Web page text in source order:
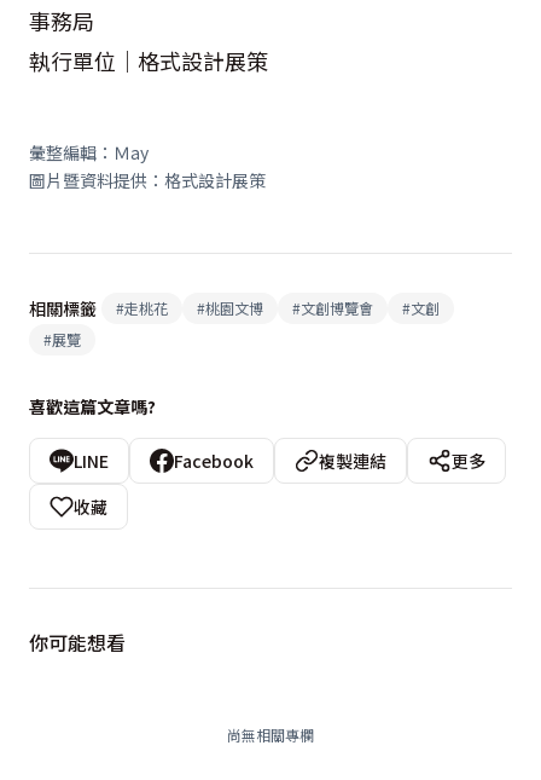
事務局
執行單位｜格式設計展策
彙整編輯：Ｍay
圖片暨資料提供：格式設計展策
相關標籤 #走桃花 #桃園文博 #文創博覽會 #文創
#展覽
喜歡這篇文章嗎?
LINE Facebook 複製連結
更多
收藏
你可能想看
尚無相關專欄